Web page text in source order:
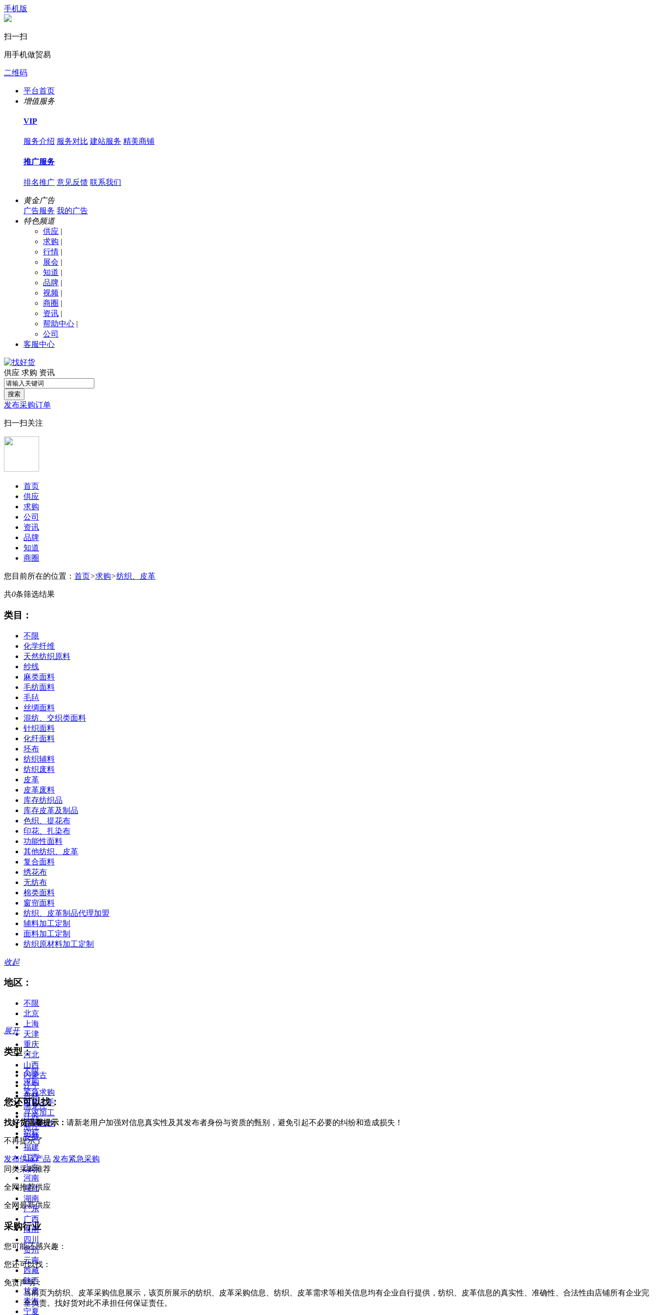
手机版
扫一扫
用手机做贸易
二维码
平台首页
增值服务
VIP
服务介绍 服务对比 建站服务 精美商铺
推广服务
排名推广 意见反馈 联系我们
黄金广告
广告服务 我的广告
特色频道
供应 |
求购 |
行情 |
展会 |
知道 |
品牌 |
视频 |
商圈 |
资讯 |
帮助中心 |
公司
客服中心
供应 求购 资讯
搜索
发布采购订单
扫一扫关注
首页
供应
求购
公司
资讯
品牌
知道
商圈
您目前所在的位置： 首页>求购>纺织、皮革
共0条筛选结果
类目：
不限
化学纤维
天然纺织原料
纱线
麻类面料
毛纺面料
毛毡
丝绸面料
混纺、交织类面料
针织面料
化纤面料
坯布
纺织辅料
纺织废料
皮革
皮革废料
库存纺织品
库存皮革及制品
色织、提花布
印花、扎染布
功能性面料
其他纺织、皮革
复合面料
绣花布
无纺布
棉类面料
窗帘面料
纺织、皮革制品代理加盟
辅料加工定制
面料加工定制
纺织原材料加工定制
收起
地区：
不限
北京
上海
天津
重庆
河北
山西
内蒙古
辽宁
吉林
黑龙江
江苏
浙江
安徽
福建
江西
山东
河南
湖北
湖南
广东
广西
海南
四川
贵州
云南
西藏
陕西
甘肃
青海
宁夏
展开
类型：
不限
求购
紧急求购
求购二手
寻求加工
寻求合作
招标
您还可以找：
找好货温馨提示： 请新老用户加强对信息真实性及其发布者身份与资质的甄别，避免引起不必要的纠纷和造成损失！
不再提示了
发布供应产品 发布紧急采购
同类采购推荐
全网推荐供应
全网最新供应
采购行业
您可能还感兴趣：
您还可以找：
免责声明：
当前页为纺织、皮革采购信息展示，该页所展示的纺织、皮革采购信息、纺织、皮革需求等相关信息均有企业自行提供，纺织、皮革信息的真实性、准确性、合法性由店铺所有企业完
全负责。找好货对此不承担任何保证责任。